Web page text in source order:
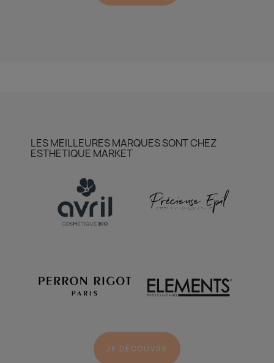
LES MEILLEURES MARQUES SONT CHEZ
ESTHETIQUE MARKET
JE DÉCOUVRE